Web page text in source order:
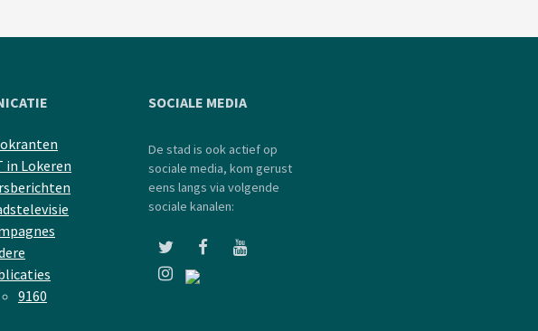
in Lokeren
9160
SOCIALE MEDIA
De stad is ook actief op
sociale media, kom gerust
eens langs via volgende
sociale kanalen: